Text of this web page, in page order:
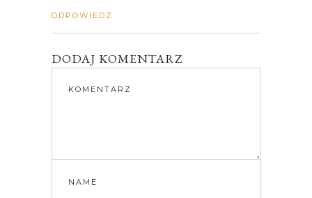
ODPOWIEDZ
DODAJ KOMENTARZ